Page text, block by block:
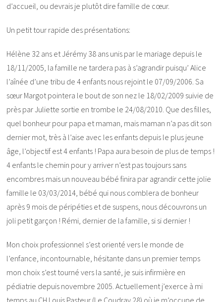
d’accueil, ou devrais je plutôt dire famille de cœur.
Un petit tour rapide des présentations:
Hélène 32 ans et Jérémy 38 ans unis par le mariage depuis le
18/11/2005, la famille ne tardera pas à s’agrandir puisqu’ Alice
l’aînée d’une tribu de 4 enfants nous rejoint le 07/09/2006. Sa
sœur Margot pointera le bout de son nez le 18/02/2009 suivie de
près par Juliette sortie en trombe le 24/08/2010. Que des filles,
quel bonheur pour papa et maman, mais maman n’a pas dit son
dernier mot, très à l’aise avec les enfants depuis le plus jeune
âge, l’objectif est 4 enfants ! Papa aura besoin de plus de temps !
4 enfants le chemin pour y arriver n’est pas toujours sans
encombres mais un nouveau bébé finira par agrandir cette jolie
famille le 03/03/2014, bébé qui nous comblera de bonheur
après 9 mois de péripéties et de suspens, nous découvrons un
joli petit garçon ! Rémi, dernier de la famille, si si dernier !
Mon choix professionnel s’est orienté vers le monde de
l’enfance, incontournable, hésitante dans un premier temps
mon choix s’est tourné vers la santé, je suis infirmière en
pédiatrie depuis novembre 2005. Actuellement j’exerce à mi
temps au CH Louis Pasteur (Le Coudray 28) où je m’occupe de